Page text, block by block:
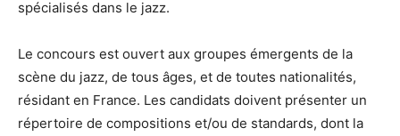
spécialisés dans le jazz.
Le concours est ouvert aux groupes émergents de la
scène du jazz, de tous âges, et de toutes nationalités,
résidant en France. Les candidats doivent présenter un
répertoire de compositions et/ou de standards, dont la